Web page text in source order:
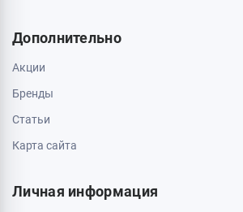
Дополнительно
Акции
Бренды
Статьи
Карта сайта
Личная информация